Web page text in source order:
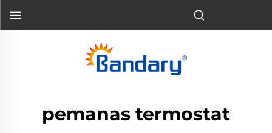
pemanas termostat